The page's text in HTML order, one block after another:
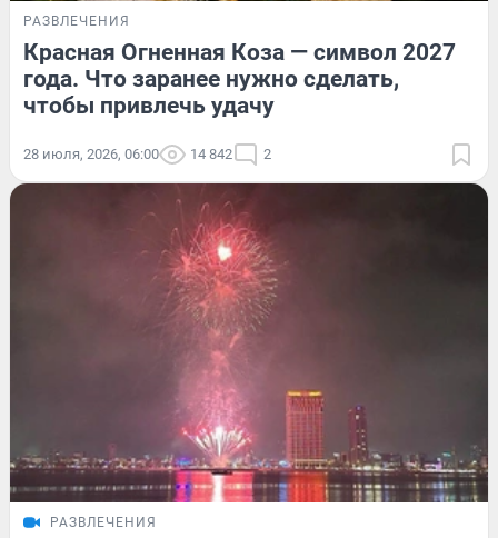
РАЗВЛЕЧЕНИЯ
Красная Огненная Коза — символ 2027
года. Что заранее нужно сделать,
чтобы привлечь удачу
28 июля, 2026, 06:00 14 842 2
РАЗВЛЕЧЕНИЯ